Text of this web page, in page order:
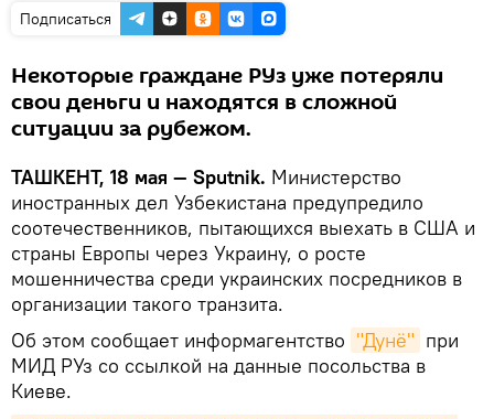
Подписаться
Некоторые граждане РУз уже потеряли
свои деньги и находятся в сложной
ситуации за рубежом.
ТАШКЕНТ, 18 мая — Sputnik. Министерство
иностранных дел Узбекистана предупредило
соотечественников, пытающихся выехать в США и
страны Европы через Украину, о росте
мошенничества среди украинских посредников в
организации такого транзита.
Об этом сообщает информагентство "Дунё" при
МИД РУз со ссылкой на данные посольства в
Киеве.